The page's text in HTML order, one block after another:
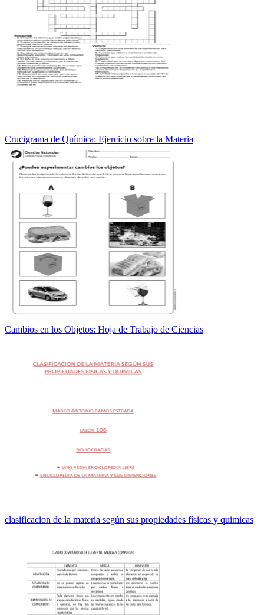
Crucigrama de Química: Ejercicio sobre la Materia
Cambios en los Objetos: Hoja de Trabajo de Ciencias
clasificacion de la materia según sus propiedades físicas y quimicas